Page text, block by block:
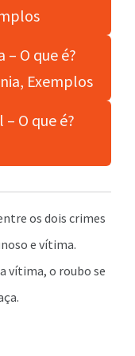
O que é?
Exemplos
O que é?
os dois crimes
e vítima.
vítima, o roubo se